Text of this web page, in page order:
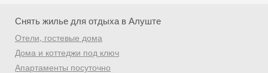
Снять жилье для отдыха в Алуште
Отели, гостевые дома
Дома и коттеджи под ключ
Апартаменты посуточно